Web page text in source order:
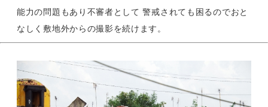
能力の問題もあり不審者として 警戒されても困るのでおと
なしく敷地外からの撮影を続けます。